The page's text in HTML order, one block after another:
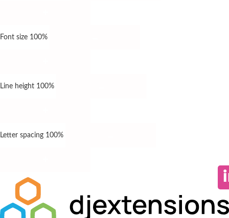
Font size 100%
Line height 100%
Letter spacing 100%